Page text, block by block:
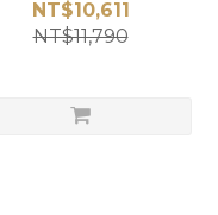
NT$10,611
NT$11,790